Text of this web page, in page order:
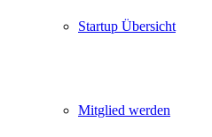
Startup Übersicht
Mitglied werden